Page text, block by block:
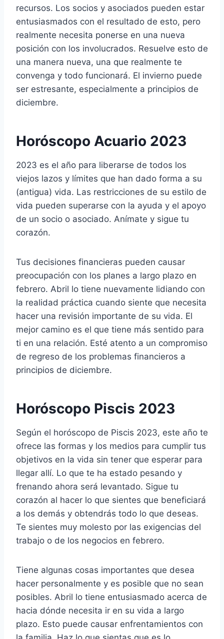
recursos. Los socios y asociados pueden estar
entusiasmados con el resultado de esto, pero
realmente necesita ponerse en una nueva
posición con los involucrados. Resuelve esto de
una manera nueva, una que realmente te
convenga y todo funcionará. El invierno puede
ser estresante, especialmente a principios de
diciembre.
Horóscopo Acuario 2023
2023 es el año para liberarse de todos los
viejos lazos y límites que han dado forma a su
(antigua) vida. Las restricciones de su estilo de
vida pueden superarse con la ayuda y el apoyo
de un socio o asociado. Anímate y sigue tu
corazón.
Tus decisiones financieras pueden causar
preocupación con los planes a largo plazo en
febrero. Abril lo tiene nuevamente lidiando con
la realidad práctica cuando siente que necesita
hacer una revisión importante de su vida. El
mejor camino es el que tiene más sentido para
ti en una relación. Esté atento a un compromiso
de regreso de los problemas financieros a
principios de diciembre.
Horóscopo Piscis 2023
Según el horóscopo de Piscis 2023, este año te
ofrece las formas y los medios para cumplir tus
objetivos en la vida sin tener que esperar para
llegar allí. Lo que te ha estado pesando y
frenando ahora será levantado. Sigue tu
corazón al hacer lo que sientes que beneficiará
a los demás y obtendrás todo lo que deseas.
Te sientes muy molesto por las exigencias del
trabajo o de los negocios en febrero.
Tiene algunas cosas importantes que desea
hacer personalmente y es posible que no sean
posibles. Abril lo tiene entusiasmado acerca de
hacia dónde necesita ir en su vida a largo
plazo. Esto puede causar enfrentamientos con